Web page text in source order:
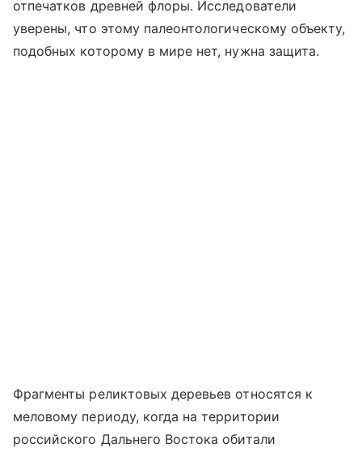
отпечатков древней флоры. Исследователи
уверены, что этому палеонтологическому объекту,
подобных которому в мире нет, нужна защита.
Фрагменты реликтовых деревьев относятся к
меловому периоду, когда на территории
российского Дальнего Востока обитали